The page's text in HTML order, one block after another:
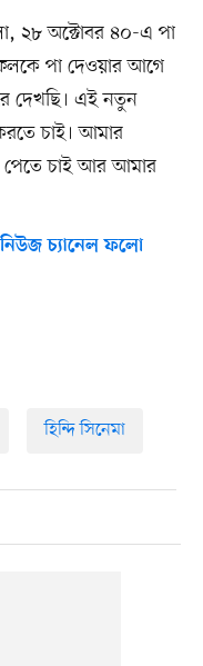
২৮ অক্টোবর ৪০-এ পা
পা দেওয়ার আগে
দেখছি। এই নতুন
চাই। আমার
পেতে চাই আর আমার
চ্যানেল ফলো
হিন্দি সিনেমা